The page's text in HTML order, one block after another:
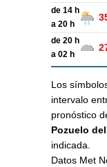
de 14 h
a 20 h
de 20 h
a 02 h
Los
intervalo
pronóstico
Pozuelo
indicada.
Datos Met